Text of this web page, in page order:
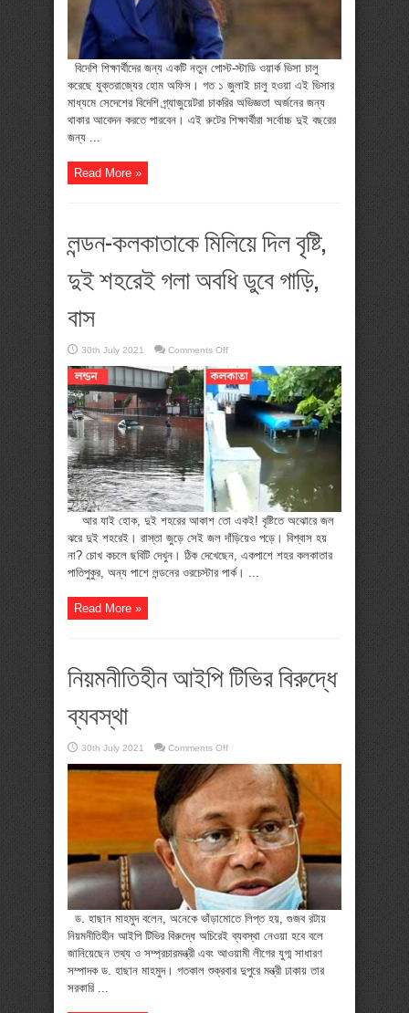
বিদেশি শিক্ষার্থীদের জন্য একটি নতুন পোস্ট-স্টাডি ওয়ার্ক ভিসা চালু
করেছে যুক্তরাজ্যের হোম অফিস। গত ১ জুলাই চালু হওয়া এই ভিসার
মাধ্যমে সেদেশের বিদেশি গ্র্যাজুয়েটরা চাকরির অভিজ্ঞতা অর্জনের জন্য
থাকার আবেদন করতে পারবেন। এই রুটের শিক্ষার্থীরা সর্বোচ্চ দুই বছরের
জন্য ...
Read More »
লন্ডন-কলকাতাকে মিলিয়ে দিল বৃষ্টি,
দুই শহরেই গলা অবধি ডুবে গাড়ি,
বাস
30th July 2021 Comments Offon
কলকাতাকে
মিলিয়ে
দিল
বৃষ্টি,
দুই
অবধি
ডুবে
আর যাই হোক, দুই শহরের আকাশ তো একই! বৃষ্টিতে অঝোরে জল
ঝরে দুই শহরেই। রাস্তা জুড়ে সেই জল দাঁড়িয়েও পড়ে। বিশ্বাস হয়
না? চোখ কচলে ছবিটি দেখুন। ঠিক দেখেছেন, একপাশে শহর কলকাতার
পাতিপুকুর, অন্য পাশে লন্ডনের ওরচেস্টার পার্ক। ...
Read More »
নিয়মনীতিহীন আইপি টিভির বিরুদ্ধে
ব্যবস্থা
30th July 2021 Comments Offon
আইপি
টিভির
বিরুদ্ধে
ব্যবস্থা
ড. হাছান মাহমুদ বলেন, অনেকে ভাঁড়ামোতে লিপ্ত হয়, গুজব রটায়
নিয়মনীতিহীন আইপি টিভির বিরুদ্ধে অচিরেই ব্যবস্থা নেওয়া হবে বলে
জানিয়েছেন তথ্য ও সম্প্রচারমন্ত্রী এবং আওয়ামী লীগের যুগ্ম সাধারণ
সম্পাদক ড. হাছান মাহমুদ। গতকাল শুক্রবার দুপুরে মন্ত্রী ঢাকায় তার
সরকারি ...